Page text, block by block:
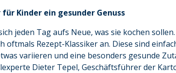
Kinder ein gesunder Genuss
jeden Tag aufs Neue, was sie kochen
oftmals Rezept-Klassiker an. Diese sind
variieren und eine besonders gesunde
Dieter Tepel, Geschäftsführer der